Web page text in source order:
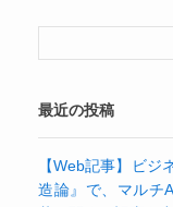
最近の投稿
【Web記事】ビジ
造論』で、マルチ